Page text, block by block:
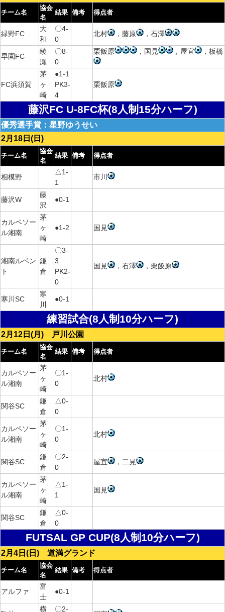
チーム名
協会
名
結果 備考 得点者
緑野FC
大
和
〇4-
0
北村 ，藤原 ，石澤
早園FC
綾
瀬
〇8-
0
栗飯原 ，国見 ，屋宜 ，板橋
FC浜須賀
茅
ヶ
崎
●1-1
PK3-
4
栗飯原
藤沢FC U-8FC杯(8人制15分ハーフ)
優秀選手賞：星野ゆうせい
2月18日(日)
チーム名
協会
名
結果 備考 得点者
相模野
△1-
1
市川
藤沢W
藤
沢
●0-1
カルペソー
ル湘南
茅
ヶ
崎
●1-2 国見
湘南ルベン
ト
鎌
倉
〇3-
3
PK2-
0
国見 ，石澤 ，栗飯原
寒川SC
寒
川
●0-1
練習試合(8人制10分ハーフ)
2月12日(月) 戸川公園
チーム名
協会
名
結果 備考 得点者
カルペソー
ル湘南
茅
ヶ
崎
〇1-
0
北村
関谷SC
鎌
倉
△0-
0
カルペソー
ル湘南
茅
ヶ
崎
〇1-
0
北村
関谷SC
鎌
倉
〇2-
0
屋宜 ，二見
カルペソー
ル湘南
茅
ヶ
崎
△1-
1
国見
関谷SC
鎌
倉
△0-
0
FUTSAL GP CUP(8人制10分ハーフ)
2月4日(日) 道満グランド
チーム名
協会
名
結果 備考 得点者
アルファ
富
士
●0-1
横 〇2-